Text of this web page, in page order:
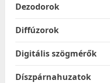
Dezodorok
Diffúzorok
Digitális szögmérők
Díszpárnahuzatok